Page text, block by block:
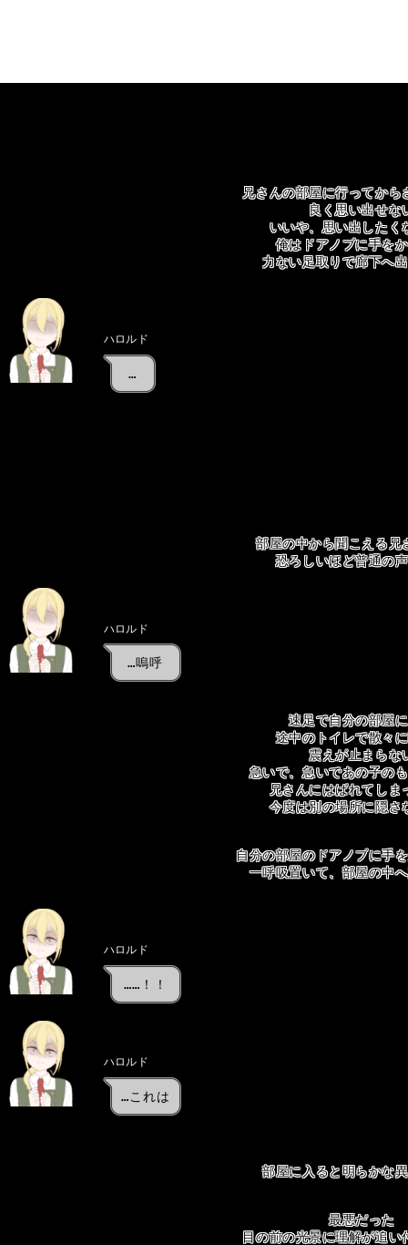
兄さんの部屋に行ってから
良く思い出せな
いいや、思い出したく
俺はドアノブに手を
力ない足取りで廊下へ
ハロルド
…
部屋の中から聞こえる兄
恐ろしいほど普通の
ハロルド
…嗚呼
速足で自分の部屋
途中のトイレで散々
震えが止まらな
急いで、急いであの子の
兄さんにはばれてしま
今度は別の場所に隠さ
自分の部屋のドアノブに手
一呼吸置いて、部屋の中
ハロルド
……！！
ハロルド
…これは
部屋に入ると明らかな
最悪だった
目の前の光景に理解が追い